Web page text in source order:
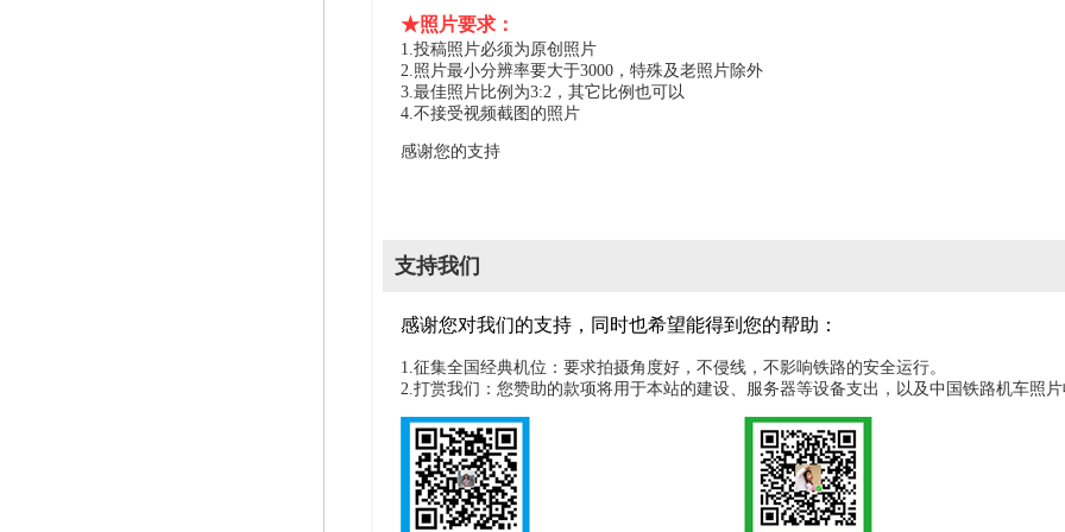
★照片要求：
1.投稿照片必须为原创照片
2.照片最小分辨率要大于3000，特殊及老照片除外
3.最佳照片比例为3:2，其它比例也可以
4.不接受视频截图的照片
感谢您的支持
支持我们
感谢您对我们的支持，同时也希望能得到您的帮助：
1.征集全国经典机位：要求拍摄角度好，不侵线，不影响铁路的安全运行。
2.打赏我们：您赞助的款项将用于本站的建设、服务器等设备支出，以及中国铁路机车照片